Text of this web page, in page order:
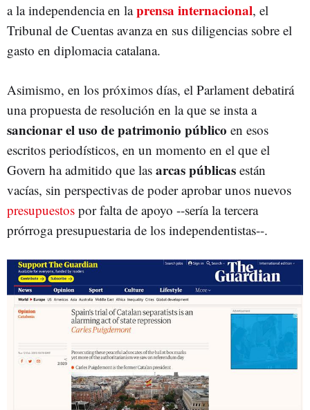
a la independencia en laprensa internacional, el
Tribunal de Cuentas avanza en sus diligencias sobre el
gasto en diplomacia catalana.
Asimismo, en los próximos días, el Parlament debatirá
una propuesta de resolución en la que se insta a
sancionar el uso de patrimonio público en esos
escritos periodísticos, en un momento en el que el
Govern ha admitido que las arcas públicas están
vacías, sin perspectivas de poder aprobar unos nuevos
presupuestos por falta de apoyo --sería la tercera
prórroga presupuestaria de los independentistas--.